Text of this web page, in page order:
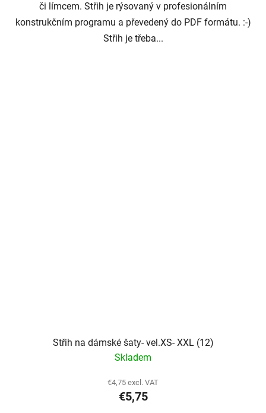
či límcem. Střih je rýsovaný v profesionálním
konstrukčním programu a převedený do PDF formátu. :-)
Střih je třeba...
Střih na dámské šaty- vel.XS- XXL (12)
Skladem
€4,75 excl. VAT
€5,75